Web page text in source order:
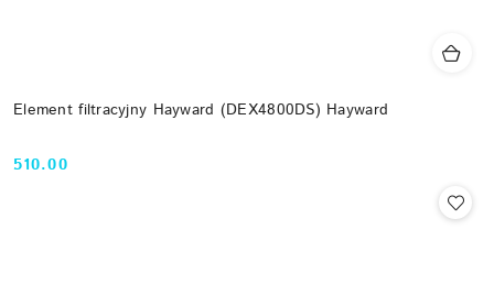
Element filtracyjny Hayward (DEX4800DS) Hayward
Cena:
510.00